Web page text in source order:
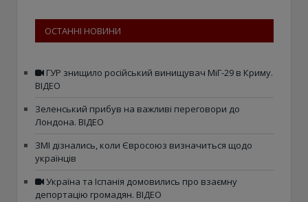
ОСТАННІ НОВИНИ
ГУР знищило російський винищувач МіГ-29 в Криму.
ВІДЕО
Зеленський прибув на важливі переговори до
Лондона. ВІДЕО
ЗМІ дізнались, коли Євросоюз визначиться щодо
українців
Україна та Іспанія домовились про взаємну
депортацію громадян. ВІДЕО